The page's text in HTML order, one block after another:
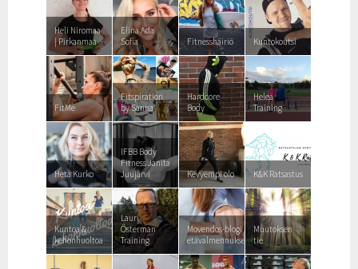
Heli Niromaa
| Pirkanmaa
Elina Ada
Sofia
Fitnesshäiriö Kuntokoutsi
FitMe
Fitspiration
by Sanna
Hardcore
Body
Heleä
Training
Heta Kurko
IFBB Body
Fitness Janita
Juujärvi
Kevyempi olo K&K Ratsastus
Kuntoa &
kehonhuoltoa
Lauri
Österman
Training
Movendos-blogi
etävalmennuksesta
Muutoksen
tie